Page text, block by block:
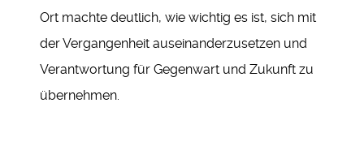
Ort machte deutlich, wie wichtig es ist, sich mit
der Vergangenheit auseinanderzusetzen und
Verantwortung für Gegenwart und Zukunft zu
übernehmen.